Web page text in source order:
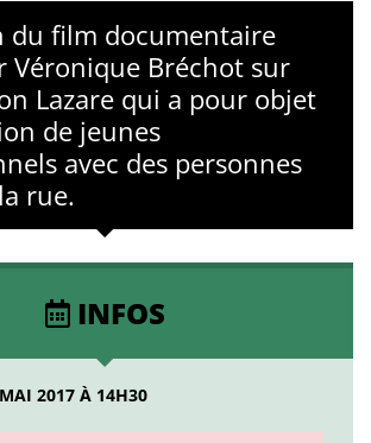
du film documentaire
Véronique Bréchot sur
Lazare qui a pour objet
de jeunes
avec des personnes
rue.
INFOS
2017 À 14H30